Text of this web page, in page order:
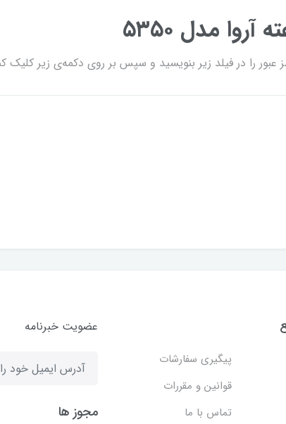
را در فیلد زیر بنویسید و سپس بر روی دکمه‌ی زیر کلیک
پیگیری سفارشات
قوانین و مقررات
تماس با ما
عضویت خبرنامه
مجوز ها